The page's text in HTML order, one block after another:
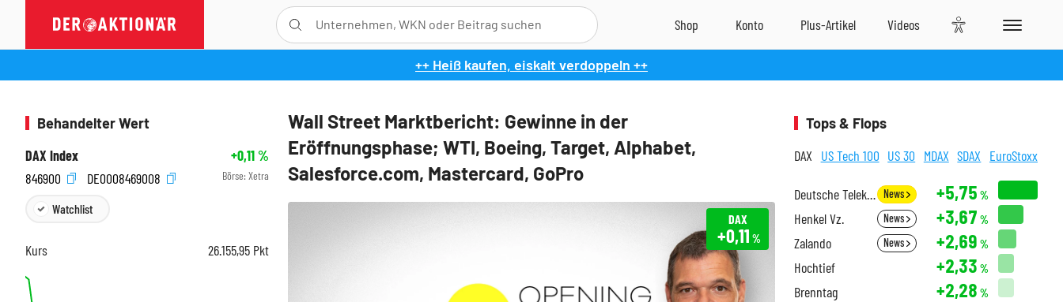
++ Heiß kaufen, eiskalt verdoppeln ++
Wall Street Marktbericht: Gewinne in der
Eröffnungsphase; WTI, Boeing, Target, Alphabet,
Salesforce.com, Mastercard, GoPro
DAX
+0,11 %
Behandelter Wert
DAX Index
+0,11%
846900
DE0008469008 Börse: Xetra
Watchlist
Kurs 26.155,95 Pkt
Tops & Flops
DAX US Tech 100 US 30 MDAX SDAX EuroStoxx
Deutsche Telekom News +5,75 %
Henkel Vz. News +3,67 %
Zalando News +2,69 %
Hochtief +2,33 %
Brenntag +2,28 %